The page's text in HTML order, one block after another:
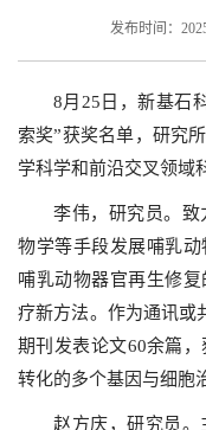
发布时间：
8月25日，新基石
索奖”获奖名单，研究
学科学和前沿交叉领域
李伟，研究员。
物学等手段发展哺乳
哺乳动物器官再生修
疗新方法。作为通讯或
期刊发表论文60余篇
转化的多个基因与细胞
赵方庆，研究员